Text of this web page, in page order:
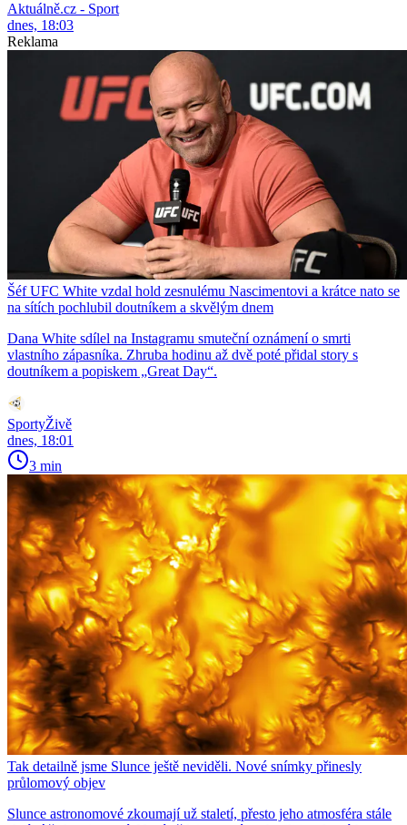
Aktuálně.cz - Sport
dnes, 18:03
Reklama
Šéf UFC White vzdal hold zesnulému Nascimentovi a krátce nato se
na sítích pochlubil doutníkem a skvělým dnem
Dana White sdílel na Instagramu smuteční oznámení o smrti
vlastního zápasníka. Zhruba hodinu až dvě poté přidal story s
doutníkem a popiskem „Great Day“.
SportyŽivě
dnes, 18:01
3 min
Tak detailně jsme Slunce ještě neviděli. Nové snímky přinesly
průlomový objev
Slunce astronomové zkoumají už staletí, přesto jeho atmosféra stále